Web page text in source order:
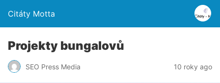
Citáty Motta
Projekty bungalovů
SEO Press Media 10 roky ago